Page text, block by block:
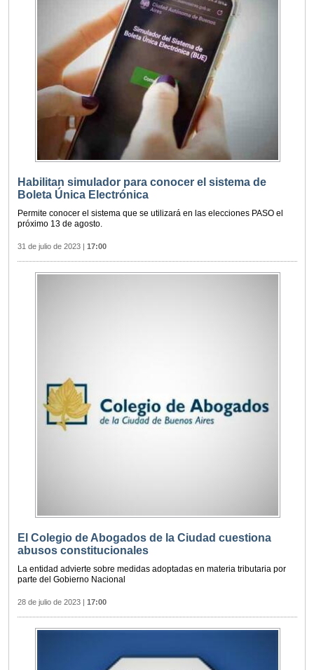
Habilitan simulador para conocer el sistema de
Boleta Única Electrónica
Permite conocer el sistema que se utilizará en las elecciones PASO el
próximo 13 de agosto.
31 de julio de 2023 17:00
El Colegio de Abogados de la Ciudad cuestiona
abusos constitucionales
La entidad advierte sobre medidas adoptadas en materia tributaria por
parte del Gobierno Nacional
28 de julio de 2023 17:00